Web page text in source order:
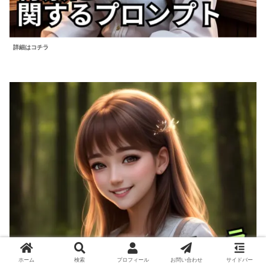
詳細はコチラ
ホーム 検索 プロフィール お問い合わせ サイドバー